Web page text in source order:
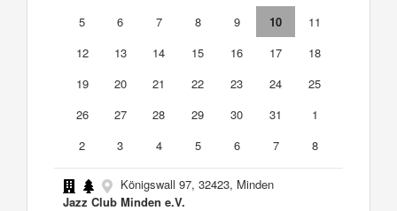
5
6 7 8 9 10
11
12
13 14 15 16 17
18
19
20 21 22 23 24
25
26
27 28 29 30 31
1
2
3 4 5 6 7 8
Königswall 97, 32423, Minden
Jazz Club Minden e.V.